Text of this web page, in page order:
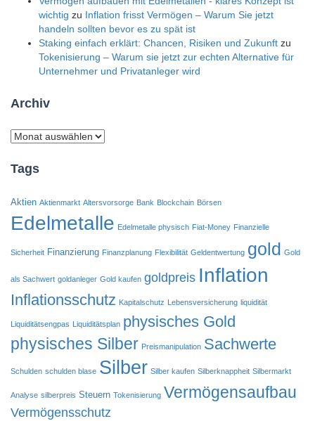
wichtig zu Inflation frisst Vermögen – Warum Sie jetzt
handeln sollten bevor es zu spät ist
Staking einfach erklärt: Chancen, Risiken und Zukunft zu
Tokenisierung – Warum sie jetzt zur echten Alternative für
Unternehmer und Privatanleger wird
Archiv
Archiv
Tags
Aktien Aktienmarkt Altersvorsorge Bank Blockchain Börsen
Edelmetalle Edelmetalle physisch Fiat-Money Finanzielle
Sicherheit Finanzierung Finanzplanung Flexibilität Geldentwertung gold Gold
als Sachwert goldanleger Gold kaufen goldpreis Inflation
Inflationsschutz Kapitalschutz Lebensversicherung liquidität
Liquiditätsengpas Liquiditätsplan physisches Gold
physisches Silber Preismanipulation Sachwerte
Schulden schulden blase Silber Silber kaufen Silberknappheit Silbermarkt
Analyse silberpreis Steuern Tokenisierung Vermögensaufbau
Vermögensschutz